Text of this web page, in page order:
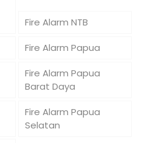
Fire Alarm NTB
Fire Alarm Papua
Fire Alarm Papua
Barat Daya
Fire Alarm Papua
Selatan